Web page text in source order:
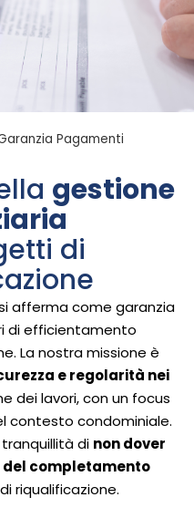
Pagamenti
gestione
di
afferma come garanzia
di efficientamento
La nostra missione è
e regolarità nei
dei lavori, con un focus
contesto condominiale.
di non dover
del completamento
riqualificazione.